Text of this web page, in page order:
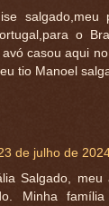
o
casou aqui no
tio Manoel
de julho de
Salgado,
Minha